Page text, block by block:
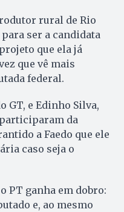
rural de Rio
ser a candidata
que ela já
que vê mais
federal.
GT, e Edinho Silva,
da
a Faedo que ele
caso seja o
PT ganha em dobro:
e, ao mesmo